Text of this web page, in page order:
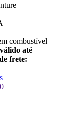
combustível
até
frete: